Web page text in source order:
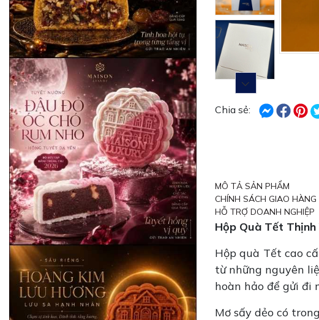
Chia sẻ:
MÔ TẢ SẢN PHẨM
CHÍNH SÁCH GIAO HÀNG
HỖ TRỢ DOANH NGHIỆP
Hộp Quà Tết
Hộp quà Tết cao
từ những nguyên
hoàn hảo để gửi đi
Mơ sấy dẻo có